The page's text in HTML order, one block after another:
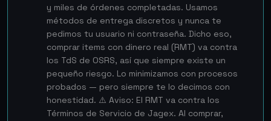
y miles de órdenes completadas. Usamos
métodos de entrega discretos y nunca te
pedimos tu usuario ni contraseña. Dicho eso,
comprar items con dinero real (RMT) va contra
los TdS de OSRS, así que siempre existe un
pequeño riesgo. Lo minimizamos con procesos
probados — pero siempre te lo decimos con
honestidad. ⚠️ Aviso: El RMT va contra los
Términos de Servicio de Jagex. Al comprar,